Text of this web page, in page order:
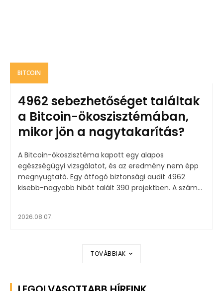
BITCOIN
4962 sebezhetőséget találtak
a Bitcoin-ökoszisztémában,
mikor jön a nagytakarítás?
A Bitcoin-ökoszisztéma kapott egy alapos
egészségügyi vizsgálatot, és az eredmény nem épp
megnyugtató. Egy átfogó biztonsági audit 4962
kisebb-nagyobb hibát talált 390 projektben. A szám...
2026.08.07.
TOVÁBBIAK